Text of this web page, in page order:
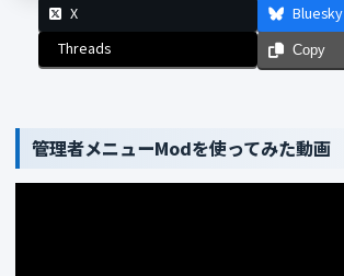
X
Bluesky
Threads
Copy
管理者メニューModを使ってみた動画